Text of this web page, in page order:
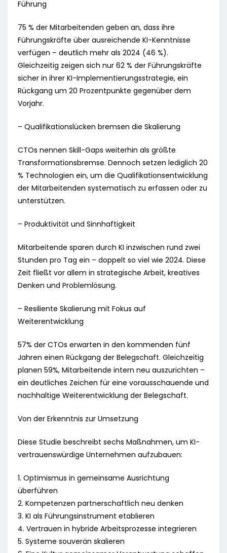
Führung
75 % der Mitarbeitenden geben an, dass ihre
Führungskräfte über ausreichende KI-Kenntnisse
verfügen – deutlich mehr als 2024 (46 %).
Gleichzeitig zeigen sich nur 62 % der Führungskräfte
sicher in ihrer KI-Implementierungsstrategie, ein
Rückgang um 20 Prozentpunkte gegenüber dem
Vorjahr.
– Qualifikationslücken bremsen die Skalierung
CTOs nennen Skill-Gaps weiterhin als größte
Transformationsbremse. Dennoch setzen lediglich 20
% Technologien ein, um die Qualifikationsentwicklung
der Mitarbeitenden systematisch zu erfassen oder zu
unterstützen.
– Produktivität und Sinnhaftigkeit
Mitarbeitende sparen durch KI inzwischen rund zwei
Stunden pro Tag ein – doppelt so viel wie 2024. Diese
Zeit fließt vor allem in strategische Arbeit, kreatives
Denken und Problemlösung.
– Resiliente Skalierung mit Fokus auf
Weiterentwicklung
57% der CTOs erwarten in den kommenden fünf
Jahren einen Rückgang der Belegschaft. Gleichzeitig
planen 59%, Mitarbeitende intern neu auszurichten –
ein deutliches Zeichen für eine vorausschauende und
nachhaltige Weiterentwicklung der Belegschaft.
Von der Erkenntnis zur Umsetzung
Diese Studie beschreibt sechs Maßnahmen, um KI-
vertrauenswürdige Unternehmen aufzubauen:
1. Optimismus in gemeinsame Ausrichtung
überführen
2. Kompetenzen partnerschaftlich neu denken
3. KI als Führungsinstrument etablieren
4. Vertrauen in hybride Arbeitsprozesse integrieren
5. Systeme souverän skalieren